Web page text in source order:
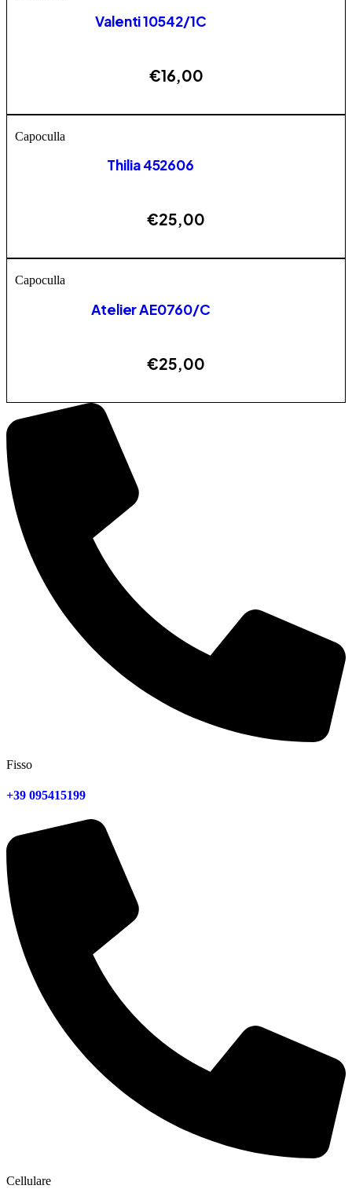
Valenti 10542/1C
€16,00
Capoculla
Thilia 452606
€25,00
Capoculla
Atelier AE0760/C
€25,00
Fisso
+39 095415199
Cellulare